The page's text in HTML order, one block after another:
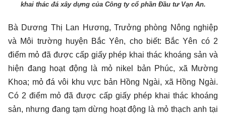
khai thác đá xây dựng của Công ty cổ phần Đầu tư Vạn An.
Bà Dương Thị Lan Hương, Trưởng phòng Nông nghiệp
và Môi trường huyện Bắc Yên, cho biết: Bắc Yên có 2
điểm mỏ đã được cấp giấy phép khai thác khoáng sản và
hiện đang hoạt động là mỏ nikel bản Phúc, xã Mường
Khoa; mỏ đá vôi khu vực bản Hồng Ngài, xã Hồng Ngài.
Có 2 điểm mỏ đã được cấp giấy phép khai thác khoáng
sản, nhưng đang tạm dừng hoạt động là mỏ thạch anh tại